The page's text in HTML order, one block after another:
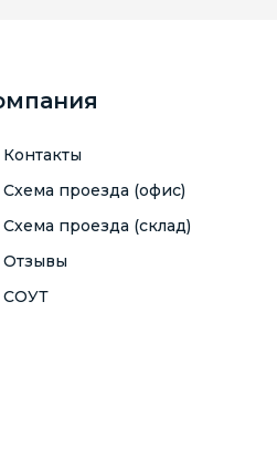
Контакты
Схема проезда (офис)
Схема проезда (склад)
Отзывы
СОУТ